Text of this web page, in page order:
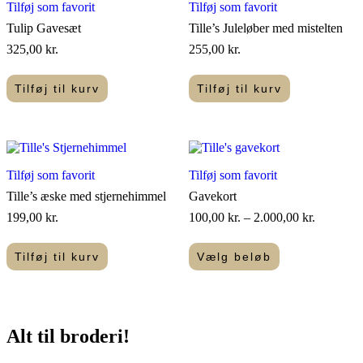
Tilføj som favorit
Tulip Gavesæt
325,00 kr.
Tilføj til kurv
Tilføj som favorit
Tille’s Juleløber med mistelten
255,00 kr.
Tilføj til kurv
Tilføj som favorit
Tille’s æske med stjernehimmel
199,00 kr.
Tilføj til kurv
Tilføj som favorit
Gavekort
100,00 kr. – 2.000,00 kr.
Vælg beløb
Alt til broderi!​